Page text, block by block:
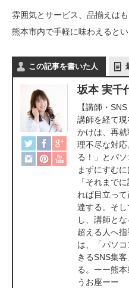
雰囲気とサービス、品揃えは
熊本市内で手軽に味わえるとい
この記事を書いた人
坂本 実千
【講師・
講師を経て
かけは、再
理不尽な対
る！」とパ
まずにすむ
「それまで
れば目立っ
達する。そ
し、講師と
超える人へ
は、「パソ
きるSNS集
る。ーー熊
うお座ーー